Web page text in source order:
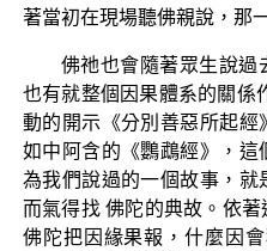
著當初在現場聽佛親說，那
佛祂也會隨著眾生說過
也有就整個因果體系的關係
動的開示《分別善惡所起
如中阿含的《鸚鵡經》，這
為我們說過的一個故事，就
而氣得找 佛陀的典故。依
佛陀把因緣果報，什麼因